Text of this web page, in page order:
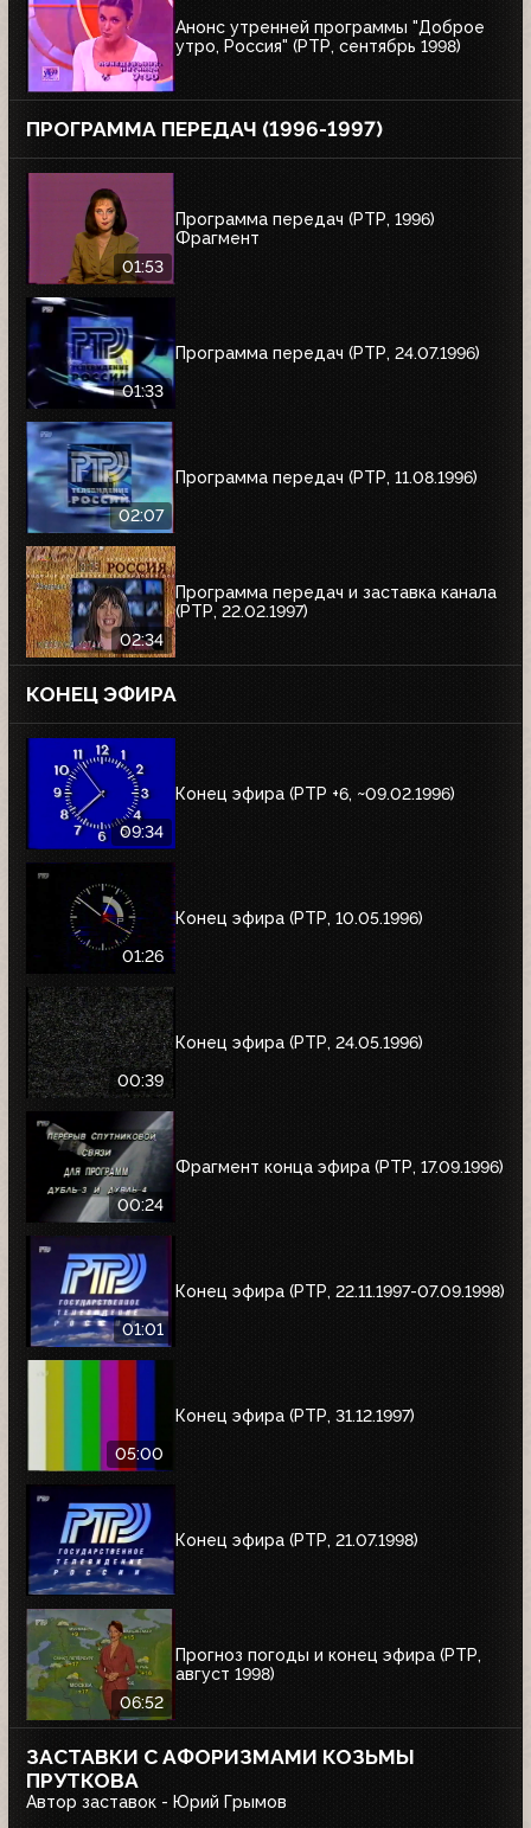
Анонс утренней программы "Доброе
утро, Россия" (РТР, сентябрь 1998)
ПРОГРАММА ПЕРЕДАЧ (1996-1997)
01:53
Программа передач (РТР, 1996)
Фрагмент
01:33
Программа передач (РТР, 24.07.1996)
02:07
Программа передач (РТР, 11.08.1996)
02:34
Программа передач и заставка канала
(РТР, 22.02.1997)
КОНЕЦ ЭФИРА
09:34
Конец эфира (РТР +6, ~09.02.1996)
01:26
Конец эфира (РТР, 10.05.1996)
00:39
Конец эфира (РТР, 24.05.1996)
00:24
Фрагмент конца эфира (РТР, 17.09.1996)
01:01
Конец эфира (РТР, 22.11.1997-07.09.1998)
05:00
Конец эфира (РТР, 31.12.1997)
Конец эфира (РТР, 21.07.1998)
06:52
Прогноз погоды и конец эфира (РТР,
август 1998)
ЗАСТАВКИ С АФОРИЗМАМИ КОЗЬМЫ
ПРУТКОВА
Автор заставок - Юрий Грымов